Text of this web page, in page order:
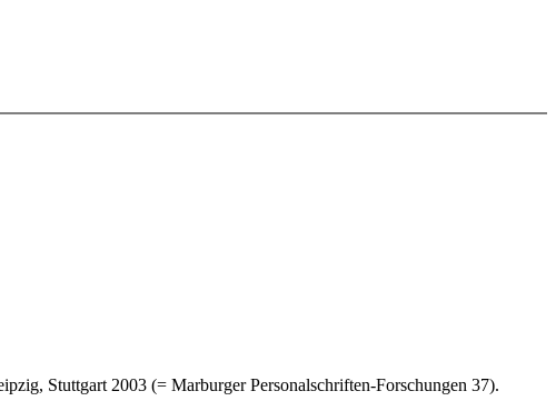
Stuttgart 2003 (= Marburger Personalschriften-Forschungen 37).